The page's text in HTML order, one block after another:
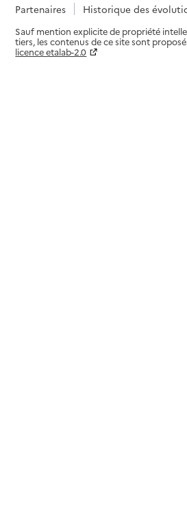
Partenaires
Historique des
Sauf mention explicite de propriété
tiers, les contenus de ce site sont
licence etalab-2.0